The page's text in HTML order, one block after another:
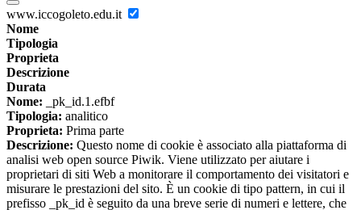
www.iccogoleto.edu.it
Nome
Tipologia
Proprieta
Descrizione
Durata
Nome: _pk_id.1.efbf
Tipologia: analitico
Proprieta: Prima parte
Descrizione: Questo nome di cookie è associato alla piattaforma di
analisi web open source Piwik. Viene utilizzato per aiutare i
proprietari di siti Web a monitorare il comportamento dei visitatori e
misurare le prestazioni del sito. È un cookie di tipo pattern, in cui il
prefisso _pk_id è seguito da una breve serie di numeri e lettere, che